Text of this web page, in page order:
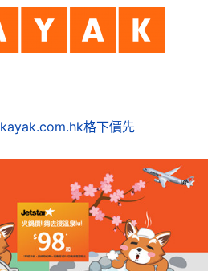
格下價先